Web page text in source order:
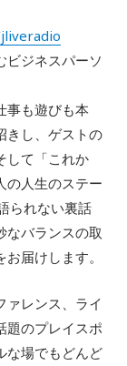
ビジネスパーソ
事も遊びも本
きし、ゲストの
して「これか
の人生のステー
られない裏話
なバランスの取
届けします。
ァレンス、ライ
題のプレイスポ
な場でもどんど